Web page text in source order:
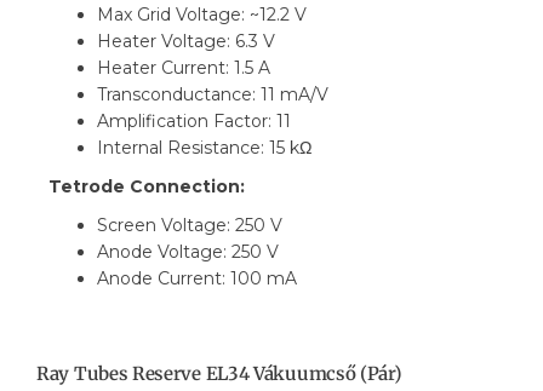
Max Grid Voltage: ~12.2 V
Heater Voltage: 6.3 V
Heater Current: 1.5 A
Transconductance: 11 mA/V
Amplification Factor: 11
Internal Resistance: 15 kΩ
Tetrode Connection:
Screen Voltage: 250 V
Anode Voltage: 250 V
Anode Current: 100 mA
Ray Tubes Reserve EL34 Vákuumcső (pár)